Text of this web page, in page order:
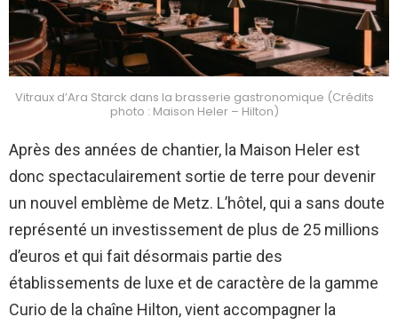
Vitraux d’Ara Starck dans la brasserie gastronomique (Crédits
photo : Maison Heler – Hilton)
Après des années de chantier, la Maison Heler est
donc spectaculairement sortie de terre pour devenir
un nouvel emblème de Metz. L’hôtel, qui a sans doute
représenté un investissement de plus de 25 millions
d’euros et qui fait désormais partie des
établissements de luxe et de caractère de la gamme
Curio de la chaîne Hilton, vient accompagner la